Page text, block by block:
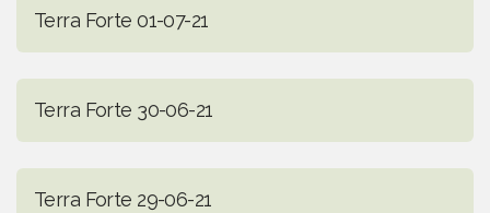
Terra Forte 01-07-21
Terra Forte 30-06-21
Terra Forte 29-06-21